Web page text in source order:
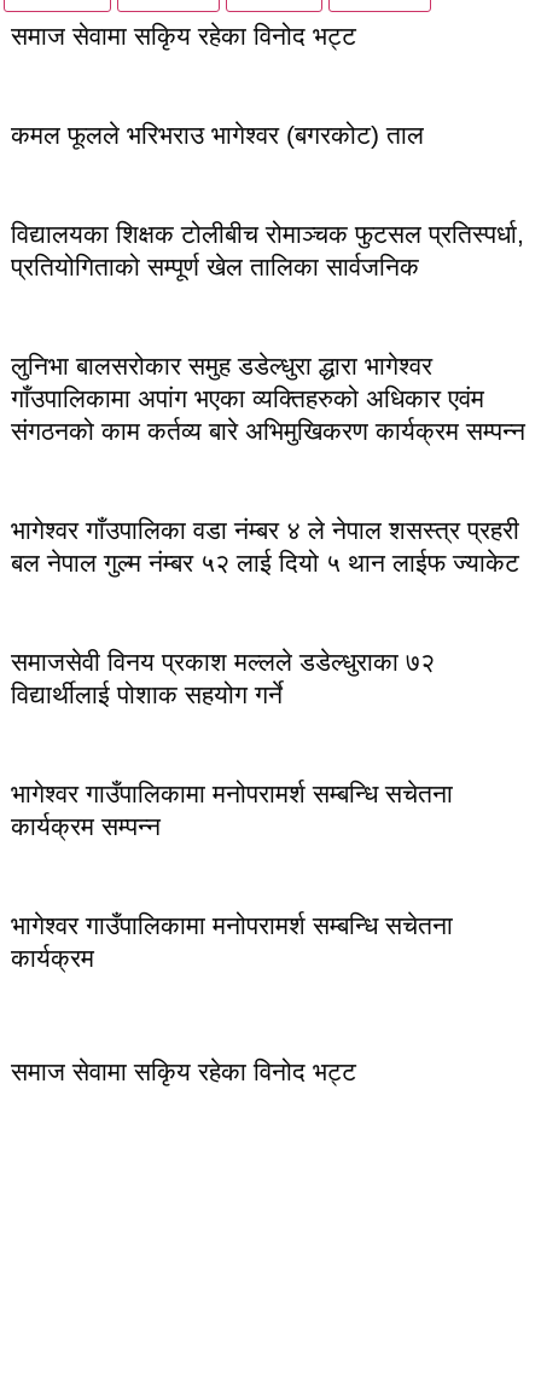
समाज सेवामा सकिृय रहेका विनोद भट्ट
कमल फूलले भरिभराउ भागेश्वर (बगरकोट) ताल
विद्यालयका शिक्षक टोलीबीच रोमाञ्चक फुटसल प्रतिस्पर्धा,
प्रतियोगिताको सम्पूर्ण खेल तालिका सार्वजनिक
लुनिभा बालसरोकार समुह डडेल्धुरा द्धारा भागेश्वर
गाँउपालिकामा अपांग भएका व्यक्तिहरुको अधिकार एवंम
संगठनको काम कर्तव्य बारे अभिमुखिकरण कार्यक्रम सम्पन्न
भागेश्वर गाँउपालिका वडा नंम्बर ४ ले नेपाल शसस्त्र प्रहरी
बल नेपाल गुल्म नंम्बर ५२ लाई दियो ५ थान लाईफ ज्याकेट
समाजसेवी विनय प्रकाश मल्लले डडेल्धुराका ७२
विद्यार्थीलाई पोशाक सहयोग गर्ने
भागेश्वर गाउँपालिकामा मनोपरामर्श सम्बन्धि सचेतना
कार्यक्रम सम्पन्न
भागेश्वर गाउँपालिकामा मनोपरामर्श सम्बन्धि सचेतना
कार्यक्रम
समाज सेवामा सकिृय रहेका विनोद भट्ट